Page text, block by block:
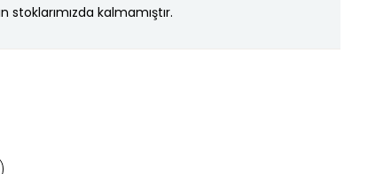
stoklarımızda kalmamıştır.